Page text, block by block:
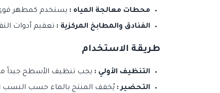
محطات معالجة المياه : يستخدم كمطهر قوي
الفنادق والمطابخ المركزية : تعقيم أدوات
طريقة الاستخدام
التنظيف الأولي : يجب تنظيف الأسطح جيداً
التحضير : يُخفف المنتج بالماء حسب النسب